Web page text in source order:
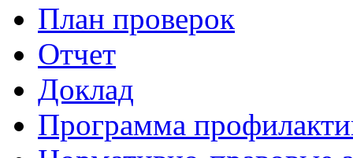
План проверок
Отчет
Доклад
Программа